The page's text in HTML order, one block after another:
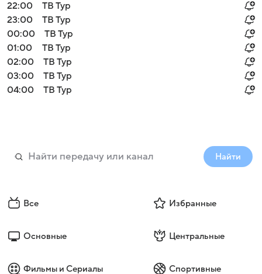
22:00
ТВ Тур
23:00
ТВ Тур
00:00
ТВ Тур
01:00
ТВ Тур
02:00
ТВ Тур
03:00
ТВ Тур
04:00
ТВ Тур
Найти
Все Избранные
Основные Центральные
Фильмы и Сериалы Спортивные